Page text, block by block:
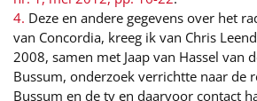
4. Deze en andere gegevens over het
van Concordia, kreeg ik van Chris
2008, samen met Jaap van Hassel van
Bussum, onderzoek verrichtte naar de
Bussum en de tv en daarvoor contact